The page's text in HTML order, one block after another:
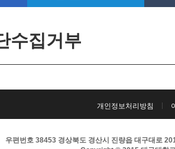
수집거부
개인정보처리방침
우편번호 38453 경상북도 경산시 진량읍 대구대로